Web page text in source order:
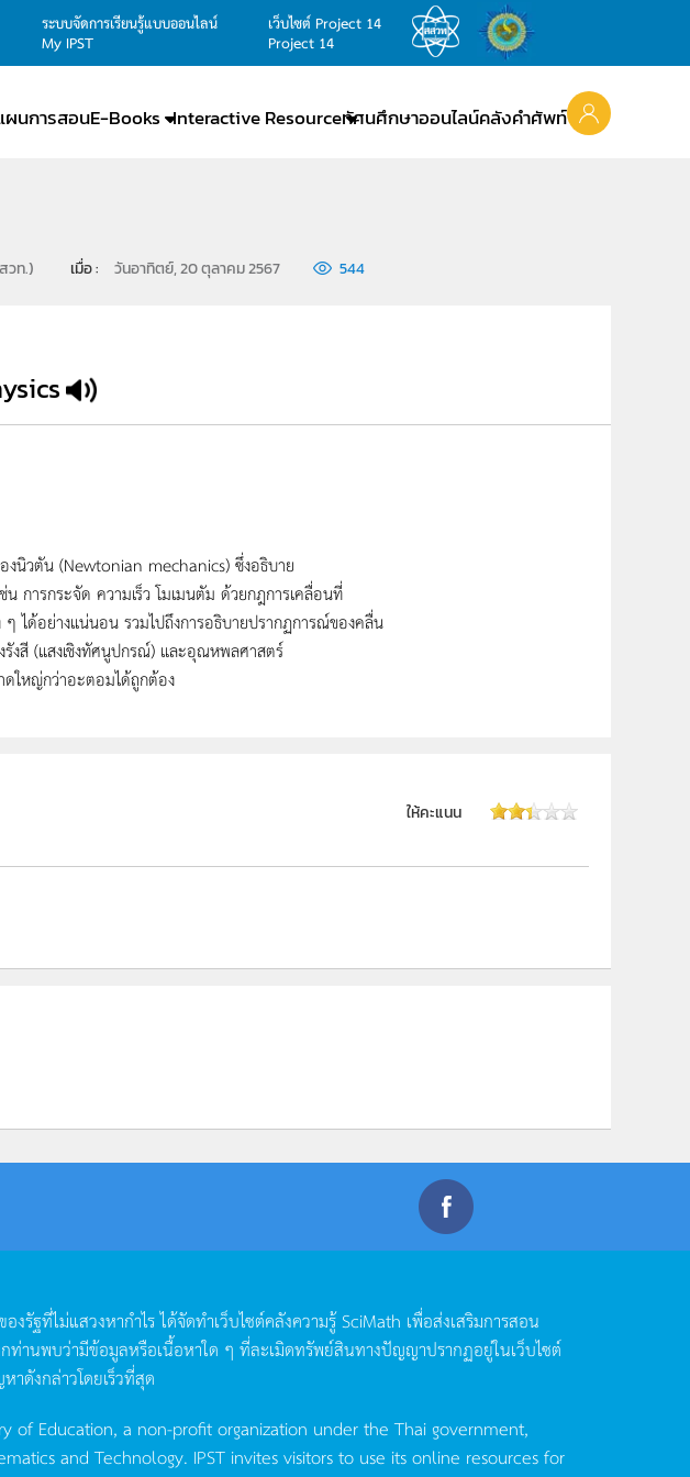
ระบบจัดการเรียนรู้แบบออนไลน์
My IPST
เว็บไซต์ Project 14
Project 14
ผนการสอนE-Books Interactive Resourceทัศนศึกษาออนไลน์คลังคำศัพท์
วท.) เมื่อ : วันอาทิตย์, 20 ตุลาคม 2567 544
นิวตัน (Newtonian mechanics) ซึ่งอธิบาย
การกระจัด ความเร็ว โมเมนตัม ด้วยกฎการเคลื่อนที่
ได้อย่างแน่นอน รวมไปถึงการอธิบายปรากฏการณ์ของคลื่น
งสี (แสงเชิงทัศนูปกรณ์) และอุณหพลศาสตร์
ใหญ่กว่าอะตอมได้ถูกต้อง
ให้คะแนน
งรัฐที่ไม่แสวงหากำไรได้จัดทำเว็บไซต์คลังความรู้SciMath เพื่อส่งเสริมการสอน
ท่านพบว่ามีข้อมูลหรือเนื้อหาใด ๆ ที่ละเมิดทรัพย์สินทางปัญญาปรากฏอยู่ในเว็บไซต์
าดังกล่าวโดยเร็วที่สุด
of Education, a non-profit organization under the Thai government,
and Technology. IPST invites visitors to use its online resources for